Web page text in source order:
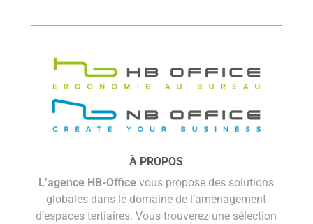
À PROPOS
L’agence HB-Office vous propose des solutions
globales dans le domaine de l’aménagement
d’espaces tertiaires. Vous trouverez une sélection